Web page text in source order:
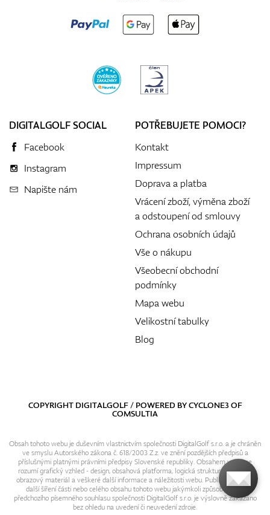
DIGITALGOLF SOCIAL
Facebook
Instagram
Napište nám
POTŘEBUJETE POMOCI?
Kontakt
Impressum
Doprava a platba
Vrácení zboží, výměna zboží
a odstoupení od smlouvy
Ochrana osobních údajů
Vše o nákupu
Všeobecní obchodní
podmínky
Mapa webu
Velikostní tabulky
Blog
COPYRIGHT DIGITALGOLF / POWERED BYCYCLONE3OF
COMSULTIA
Obsah tohoto webu je duševním vlastnictvím společnosti DigitalGolf s.r.o. a je chráněn
ve smyslu Autorského zákona č. 618/2003 Z.z. ve znění pozdějších předpisů a
příslušnými platnými právními předpisy Slovenské republiky. Obsahem webu se
rozumí grafický vzhled - design, obsahová platforma, logická struktura, textový i
obrazový materiál a veškeré další informace a náležitosti webu. Publikování resp.
další šíření části nebo celého obsahu tohoto webu jakýmkoli způsobem bez
předchozího písemného souhlasu společnosti DigitalGolf s.r.o. je výslovně zakázáno
bez ohledu na uvedení či neuvedení zdroje.